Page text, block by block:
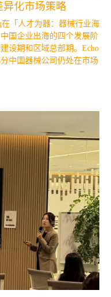
异化市场策略
在「人才为器：器械行业海
国企业出海的四个发展阶
设期和区域总部期。Echo
中国器械公司仍处在市场